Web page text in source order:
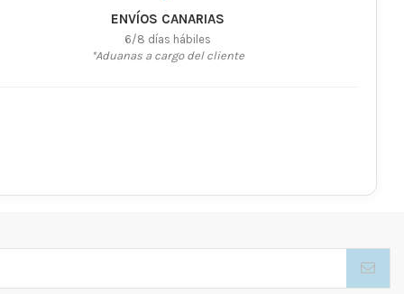
ENVÍOS CANARIAS
6/8 días hábiles
*Aduanas a cargo del cliente